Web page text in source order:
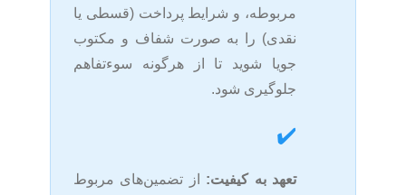
مربوطه، و شرایط پرداخت (قسطی یا
نقدی) را به صورت شفاف و مکتوب
جویا شوید تا از هرگونه سوءتفاهم
جلوگیری شود.
✔️
تعهد به کیفیت:از تضمین‌های مربوط